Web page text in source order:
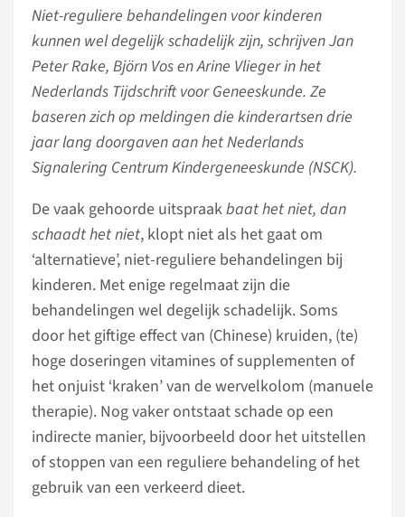
Niet-reguliere behandelingen voor kinderen
kunnen wel degelijk schadelijk zijn, schrijven Jan
Peter Rake, Björn Vos en Arine Vlieger in het
Nederlands Tijdschrift voor Geneeskunde. Ze
baseren zich op meldingen die kinderartsen drie
jaar lang doorgaven aan het Nederlands
Signalering Centrum Kindergeneeskunde (NSCK).
De vaak gehoorde uitspraakbaat het niet, dan
schaadt het niet, klopt niet als het gaat om
‘alternatieve’, niet-reguliere behandelingen bij
kinderen. Met enige regelmaat zijn die
behandelingen wel degelijk schadelijk. Soms
door het giftige effect van (Chinese) kruiden, (te)
hoge doseringen vitamines of supplementen of
het onjuist ‘kraken’ van de wervelkolom (manuele
therapie). Nog vaker ontstaat schade op een
indirecte manier, bijvoorbeeld door het uitstellen
of stoppen van een reguliere behandeling of het
gebruik van een verkeerd dieet.